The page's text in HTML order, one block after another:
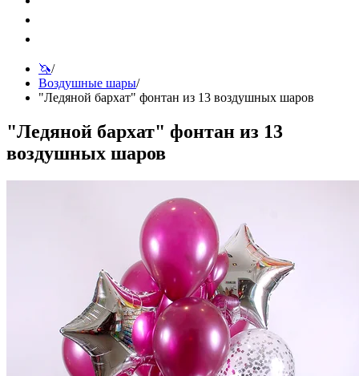
🦄/
Воздушные шары/
"Ледяной бархат" фонтан из 13 воздушных шаров
"Ледяной бархат" фонтан из 13
воздушных шаров